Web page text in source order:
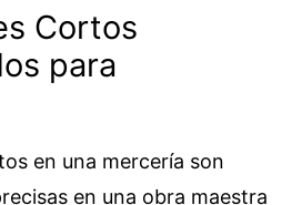
Cortos
para
en una mercería son
en una obra maestra